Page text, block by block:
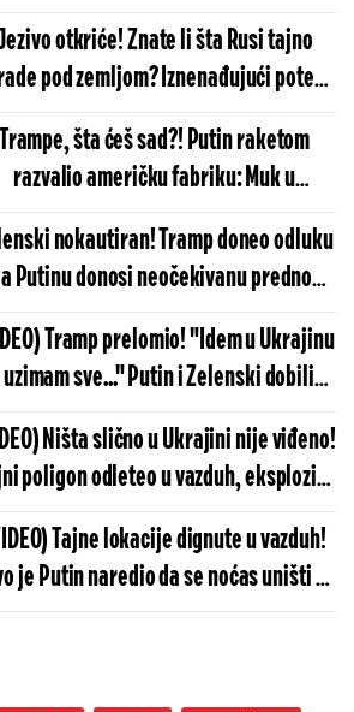
zadatak
otkriće! Znate li šta Rusi tajno
pod zemljom? Iznenađujući potez
najavljuje dramatičan scenario
Trampe, šta ćeš sad?! Putin raketom
razvalio američku fabriku: Muk u
Vašingtonu, Rusija jednim potezom
paralisala sve
nokautiran! Tramp doneo odluku
Putinu donosi neočekivanu prednost:
Kijevu muk, dolaze najgora vremena
Tramp prelomio! "Idem u Ukrajinu
sve..." Putin i Zelenski dobili
vesti - planovi Amerike su
gori nego što su mislili
Ništa slično u Ukrajini nije viđeno!
poligon odleteo u vazduh, eksplozije
satima - nešto veoma čudno se
dogodilo
Tajne lokacije dignute u vazduh!
je Putin naredio da se noćas uništi u
Kijevu: Vojska se hitno oglasila